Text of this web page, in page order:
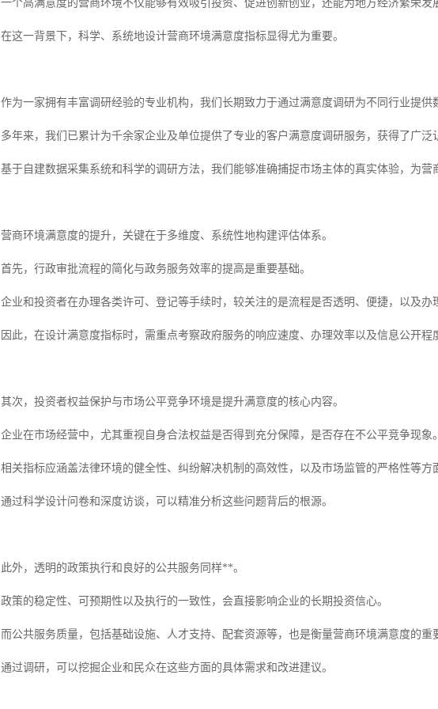
一个高满意度的营商环境不仅能够有效吸引投资、促进创新创业，还能为地方经济繁荣发
在这一背景下，科学、系统地设计营商环境满意度指标显得尤为重要。
作为一家拥有丰富调研经验的专业机构，我们长期致力于通过满意度调研为不同行业提供
多年来，我们已累计为千余家企业及单位提供了专业的客户满意度调研服务，获得了广泛
基于自建数据采集系统和科学的调研方法，我们能够准确捕捉市场主体的真实体验，为营
营商环境满意度的提升，关键在于多维度、系统性地构建评估体系。
首先，行政审批流程的简化与政务服务效率的提高是重要基础。
企业和投资者在办理各类许可、登记等手续时，较关注的是流程是否透明、便捷，以及办
因此，在设计满意度指标时，需重点考察政府服务的响应速度、办理效率以及信息公开程
其次，投资者权益保护与市场公平竞争环境是提升满意度的核心内容。
企业在市场经营中，尤其重视自身合法权益是否得到充分保障，是否存在不公平竞争现象。
相关指标应涵盖法律环境的健全性、纠纷解决机制的高效性，以及市场监管的严格性等方
通过科学设计问卷和深度访谈，可以精准分析这些问题背后的根源。
此外，透明的政策执行和良好的公共服务同样**。
政策的稳定性、可预期性以及执行的一致性，会直接影响企业的长期投资信心。
而公共服务质量，包括基础设施、人才支持、配套资源等，也是衡量营商环境满意度的重
通过调研，可以挖掘企业和民众在这些方面的具体需求和改进建议。